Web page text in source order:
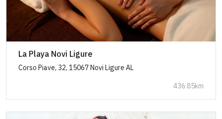
La Playa Novi Ligure
Corso Piave, 32, 15067 Novi Ligure AL
436.85km